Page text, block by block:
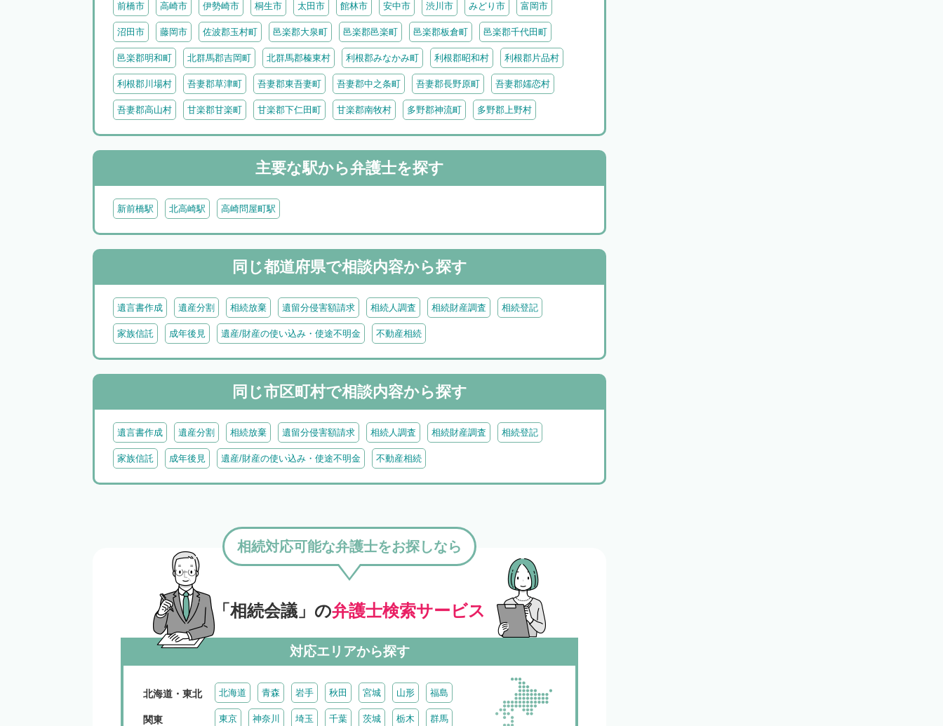
前橋市 高崎市 伊勢崎市 桐生市 太田市 館林市 安中市 渋川市 みどり市 富岡市
沼田市 藤岡市 佐波郡玉村町 邑楽郡大泉町 邑楽郡邑楽町 邑楽郡板倉町 邑楽郡千代田町
邑楽郡明和町 北群馬郡吉岡町 北群馬郡榛東村 利根郡みなかみ町 利根郡昭和村 利根郡片品村
利根郡川場村 吾妻郡草津町 吾妻郡東吾妻町 吾妻郡中之条町 吾妻郡長野原町 吾妻郡嬬恋村
吾妻郡高山村 甘楽郡甘楽町 甘楽郡下仁田町 甘楽郡南牧村 多野郡神流町 多野郡上野村
主要な駅から弁護士を探す
新前橋駅 北高崎駅 高崎問屋町駅
同じ都道府県で相談内容から探す
遺言書作成 遺産分割 相続放棄 遺留分侵害額請求 相続人調査 相続財産調査 相続登記
家族信託 成年後見 遺産/財産の使い込み・使途不明金 不動産相続
同じ市区町村で相談内容から探す
遺言書作成 遺産分割 相続放棄 遺留分侵害額請求 相続人調査 相続財産調査 相続登記
家族信託 成年後見 遺産/財産の使い込み・使途不明金 不動産相続
「相続会議」の弁護士検索サービス
相続対応可能な弁護士をお探しなら
対応エリアから探す
北海道・東北 北海道 青森 岩手 秋田 宮城 山形 福島
関東 東京 神奈川 埼玉 千葉 茨城 栃木 群馬